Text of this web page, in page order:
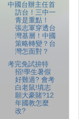
中國台辦主任首
訪台！三中一
青是重點！
張志軍穿透台
灣基層！中國
策略轉變？台
灣怎面對？
考完免試拚特
招!學生暑假
好難過? 會考
白老鼠!填志
願大豪賭?12
年國教怎麼
改?